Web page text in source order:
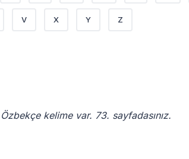
V X Y Z
kelime var. 73. sayfadasınız.